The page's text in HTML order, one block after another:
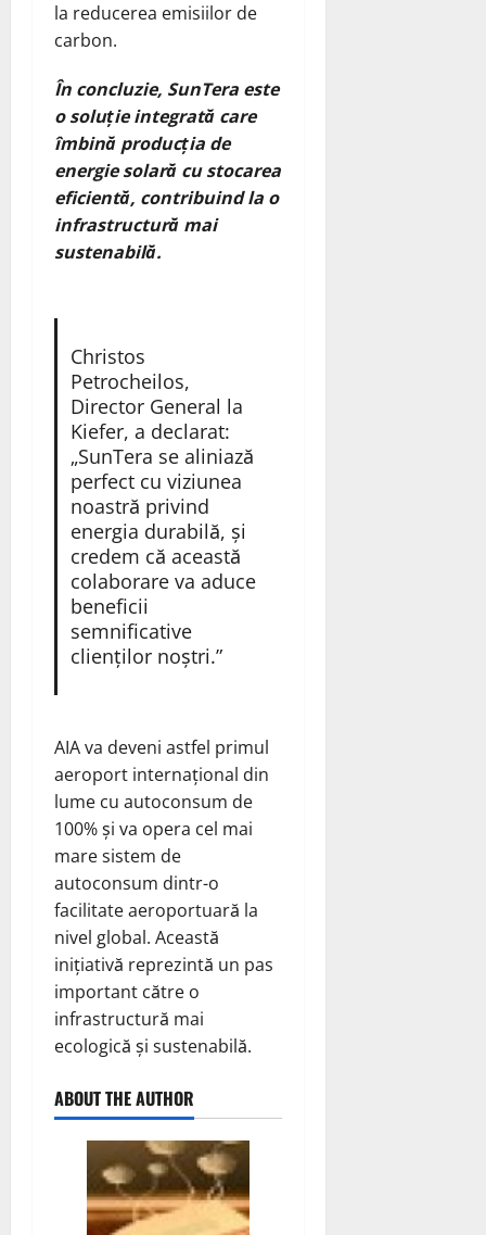
la reducerea emisiilor de
carbon.
În concluzie, SunTera este
o soluție integrată care
îmbină producția de
energie solară cu stocarea
eficientă, contribuind la o
infrastructură mai
sustenabilă.
Christos
Petrocheilos,
Director General la
Kiefer, a declarat:
„SunTera se aliniază
perfect cu viziunea
noastră privind
energia durabilă, și
credem că această
colaborare va aduce
beneficii
semnificative
clienților noștri.”
AIA va deveni astfel primul
aeroport internațional din
lume cu autoconsum de
100% și va opera cel mai
mare sistem de
autoconsum dintr-o
facilitate aeroportuară la
nivel global. Această
inițiativă reprezintă un pas
important către o
infrastructură mai
ecologică și sustenabilă.
ABOUT THE AUTHOR